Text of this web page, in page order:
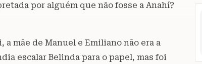
por alguém que não fosse a Anahí?
mãe de Manuel e Emiliano não era a
escalar Belinda para o papel, mas foi